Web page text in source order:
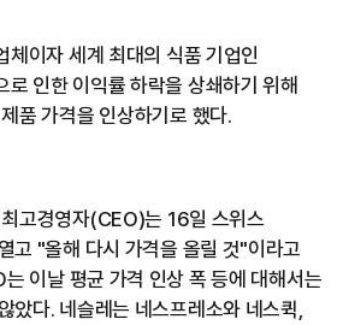
체이자 세계 최대의 식품 기업인
로 인한 이익률 하락을 상쇄하기 위해
품 가격을 인상하기로 했다.
고경영자(CEO)는 16일 스위스
고 "올해 다시 가격을 올릴 것"이라고
이날 평균 가격 인상 폭 등에 대해서는
았다. 네슬레는 네스프레소와 네스퀵,